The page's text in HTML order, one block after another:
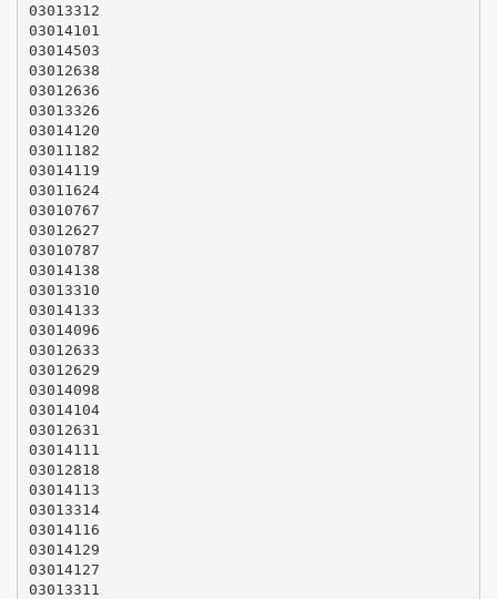
03013312
03014101
03014503
03012638
03012636
03013326
03014120
03011182
03014119
03011624
03010767
03012627
03010787
03014138
03013310
03014133
03014096
03012633
03012629
03014098
03014104
03012631
03014111
03012818
03014113
03013314
03014116
03014129
03014127
03013311